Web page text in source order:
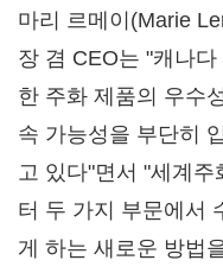
마리 르메이(Marie
장 겸 CEO는 "캐나
한 주화 제품의 우수
속 가능성을 부단히
고 있다"면서 "세계
터 두 가지 부문에서
게 하는 새로운 방법